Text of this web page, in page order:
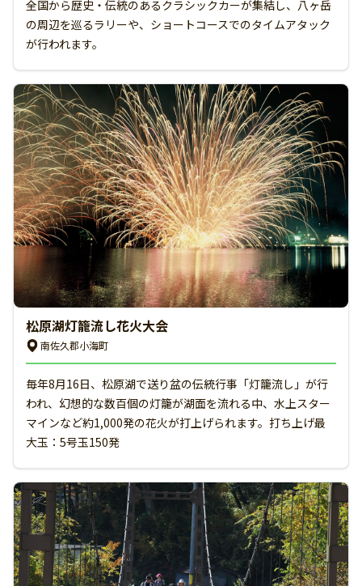
全国から歴史・伝統のあるクラシックカーが集結し、八ヶ岳
の周辺を巡るラリーや、ショートコースでのタイムアタック
が行われます。
松原湖灯籠流し花火大会
南佐久郡小海町
毎年8月16日、松原湖で送り盆の伝統行事「灯籠流し」が行
われ、幻想的な数百個の灯籠が湖面を流れる中、水上スター
マインなど約1,000発の花火が打上げられます。打ち上げ最
大玉：5号玉150発